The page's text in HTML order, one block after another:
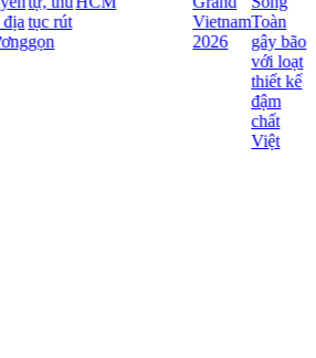
tục rút
gọn
Vietnam
2026
Toàn
gây bão
với loạt
thiết kế
đậm
chất
Việt